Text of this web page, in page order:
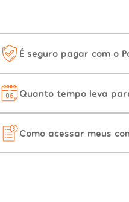
É seguro pagar com o
Quanto tempo leva
Como acessar meus